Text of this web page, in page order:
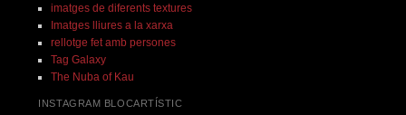
imatges de diferents textures
Imatges lliures a la xarxa
rellotge fet amb persones
Tag Galaxy
The Nuba of Kau
INSTAGRAM BLOCARTÍSTIC